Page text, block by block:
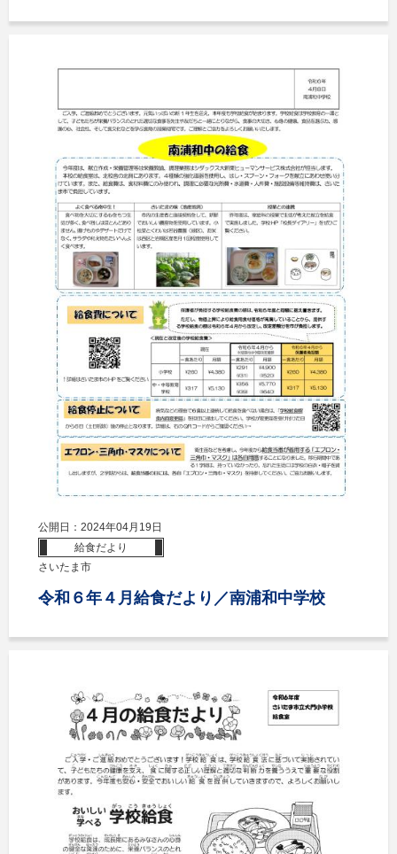
公開日：2024年04月19日
給食だより
さいたま市
令和６年４月給食だより／南浦和中学校